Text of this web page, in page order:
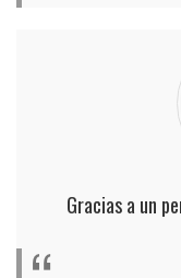
Gracias a un